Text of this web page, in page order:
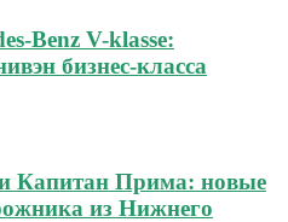
Benz V-klasse:
бизнес-класса
Капитан Прима: новые
из Нижнего